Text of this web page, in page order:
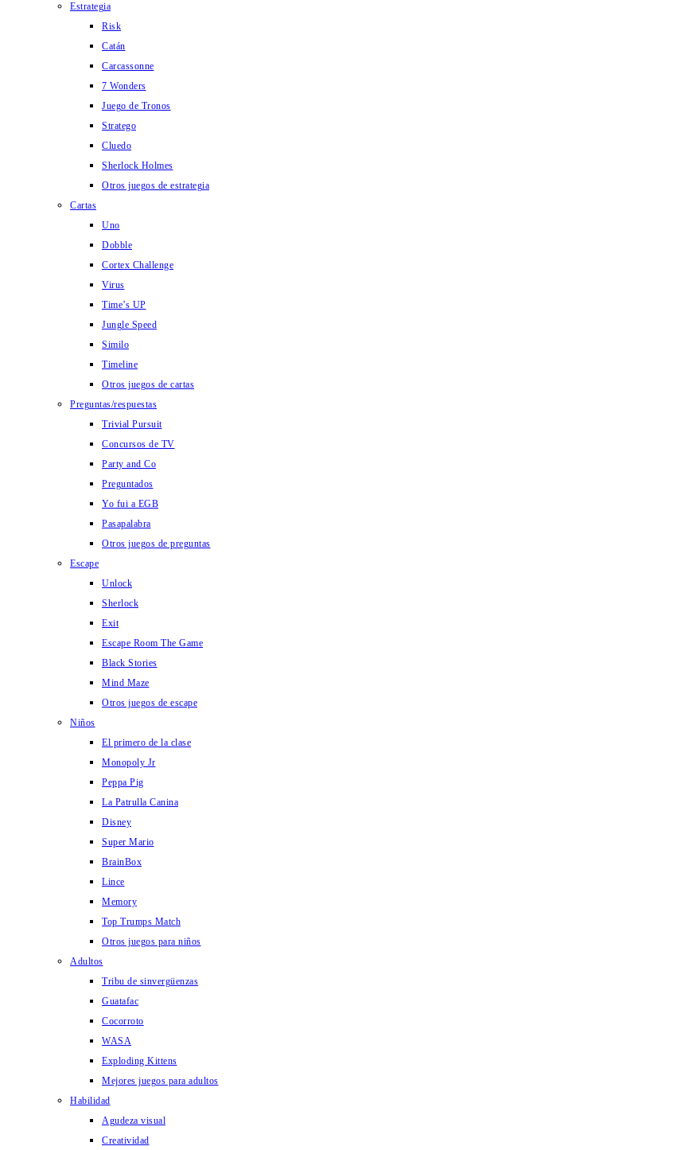
Estrategia
Risk
Catán
Carcassonne
7 Wonders
Juego de Tronos
Stratego
Cluedo
Sherlock Holmes
Otros juegos de estrategia
Cartas
Uno
Dobble
Cortex Challenge
Virus
Time’s UP
Jungle Speed
Similo
Timeline
Otros juegos de cartas
Preguntas/respuestas
Trivial Pursuit
Concursos de TV
Party and Co
Preguntados
Yo fui a EGB
Pasapalabra
Otros juegos de preguntas
Escape
Unlock
Sherlock
Exit
Escape Room The Game
Black Stories
Mind Maze
Otros juegos de escape
Niños
El primero de la clase
Monopoly Jr
Peppa Pig
La Patrulla Canina
Disney
Super Mario
BrainBox
Lince
Memory
Top Trumps Match
Otros juegos para niños
Adultos
Tribu de sinvergüenzas
Guatafac
Cocorroto
WASA
Exploding Kittens
Mejores juegos para adultos
Habilidad
Agudeza visual
Creatividad